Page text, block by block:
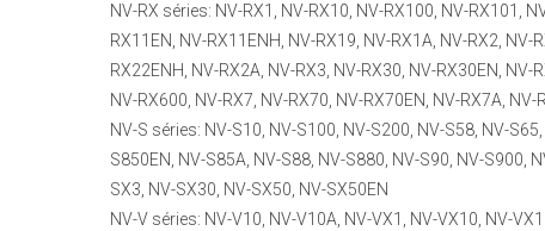
NV-RX séries: NV-RX1, NV-RX10, NV-RX100, NV-RX101,
RX11EN, NV-RX11ENH, NV-RX19, NV-RX1A, NV-RX2,
RX22ENH, NV-RX2A, NV-RX3, NV-RX30, NV-RX30EN, NV-
NV-RX600, NV-RX7, NV-RX70, NV-RX70EN, NV-RX7A, NV-
NV-S séries: NV-S10, NV-S100, NV-S200, NV-S58, NV-
S850EN, NV-S85A, NV-S88, NV-S880, NV-S90, NV-S900,
SX3, NV-SX30, NV-SX50, NV-SX50EN
NV-V séries: NV-V10, NV-V10A, NV-VX1, NV-VX10, NV-